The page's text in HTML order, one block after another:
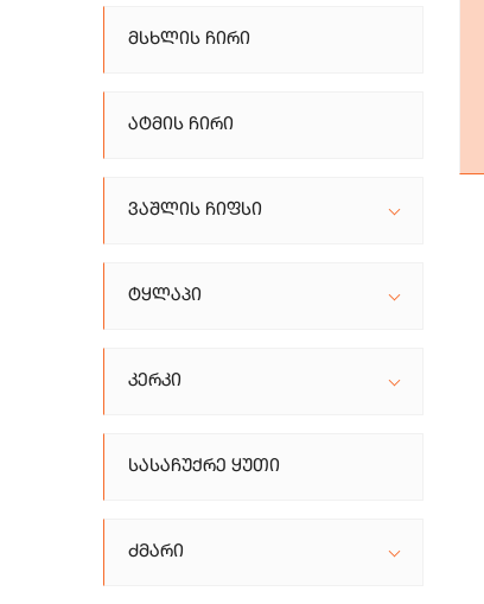
Მსხლის Ჩირი
Ატმის Ჩირი
Ვაშლის Ჩიფსი
Ტყლაპი
Კერკი
Სასაჩუქრე Ყუთი
Ძმარი